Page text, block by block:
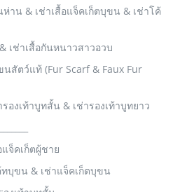
าน & เช่าเสื้อแจ็คเก็ตบุขน & เช่าโค้
เช่าเสื้อกันหนาวสาวอวบ
นสัตว์แท้ (Fur Scarf & Faux Fur
องเท้าบูทสั้น & เช่ารองเท้าบูทยาว
จ็คเก็ตผู้ชาย
ทบุขน & เช่าแจ็คเก็ตบุขน